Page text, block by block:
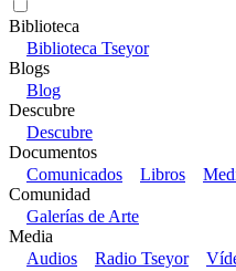
Biblioteca
Biblioteca Tseyor
Blogs
Blog
Descubre
Descubre
Documentos
Comunicados
Libros
Comunidad
Galerías de Arte
Media
Audios
Radio Tseyor